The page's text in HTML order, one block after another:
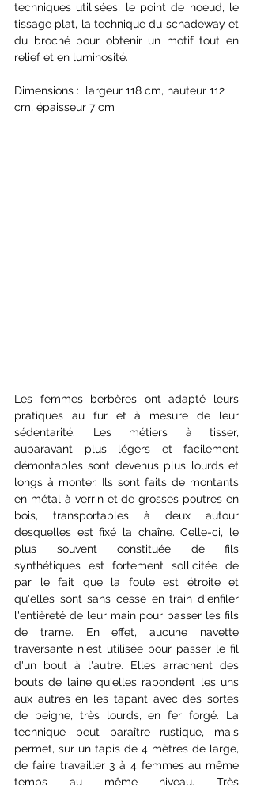
techniques utilisées, le point de noeud, le
tissage plat, la technique du schadeway et
du broché pour obtenir un motif tout en
relief et en luminosité.
Dimensions :  largeur 118 cm, hauteur 112
cm, épaisseur 7 cm
Les femmes berbères ont adapté leurs
pratiques au fur et à mesure de leur
sédentarité. Les métiers à tisser,
auparavant plus légers et facilement
démontables sont devenus plus lourds et
longs à monter. Ils sont faits de montants
en métal à verrin et de grosses poutres en
bois, transportables à deux autour
desquelles est fixé la chaîne. Celle-ci, le
plus souvent constituée de fils
synthétiques est fortement sollicitée de
par le fait que la foule est étroite et
qu'elles sont sans cesse en train d'enfiler
l'entièreté de leur main pour passer les fils
de trame. En effet, aucune navette
traversante n'est utilisée pour passer le fil
d'un bout à l'autre. Elles arrachent des
bouts de laine qu'elles rapondent les uns
aux autres en les tapant avec des sortes
de peigne, très lourds, en fer forgé. La
technique peut paraître rustique, mais
permet, sur un tapis de 4 mètres de large,
de faire travailler 3 à 4 femmes au même
temps au même niveau. Très